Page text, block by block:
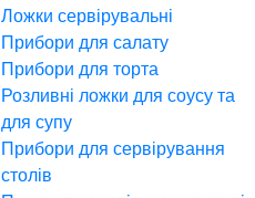
Ложки сервірувальні
Прибори для салату
Прибори для торта
Розливні ложки для соусу та
для супу
Прибори для сервірування
столів